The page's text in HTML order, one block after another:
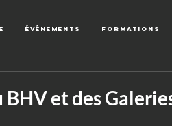
Événements Formations
et des